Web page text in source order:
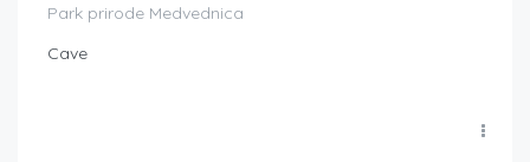
Park prirode Medvednica
Cave